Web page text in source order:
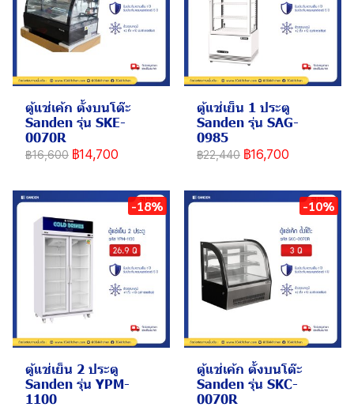
ตู้แช่เค้ก ตั้งบนโต๊ะ
Sanden รุ่น SKE-
0070R
฿16,600 ฿14,700
ตู้แช่เย็น 1 ประตู
Sanden รุ่น SAG-
0985
฿22,440 ฿16,700
-18%
ตู้แช่เย็น 2 ประตู
Sanden รุ่น YPM-
1100
-10%
ตู้แช่เค้ก ตั้งบนโต๊ะ
Sanden รุ่น SKC-
0070R